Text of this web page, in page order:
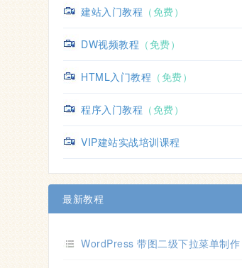
建站入门教程 （免费）
DW视频教程 （免费）
HTML入门教程 （免费）
程序入门教程 （免费）
VIP建站实战培训课程
最新教程
WordPress 带图二级下拉菜单制作